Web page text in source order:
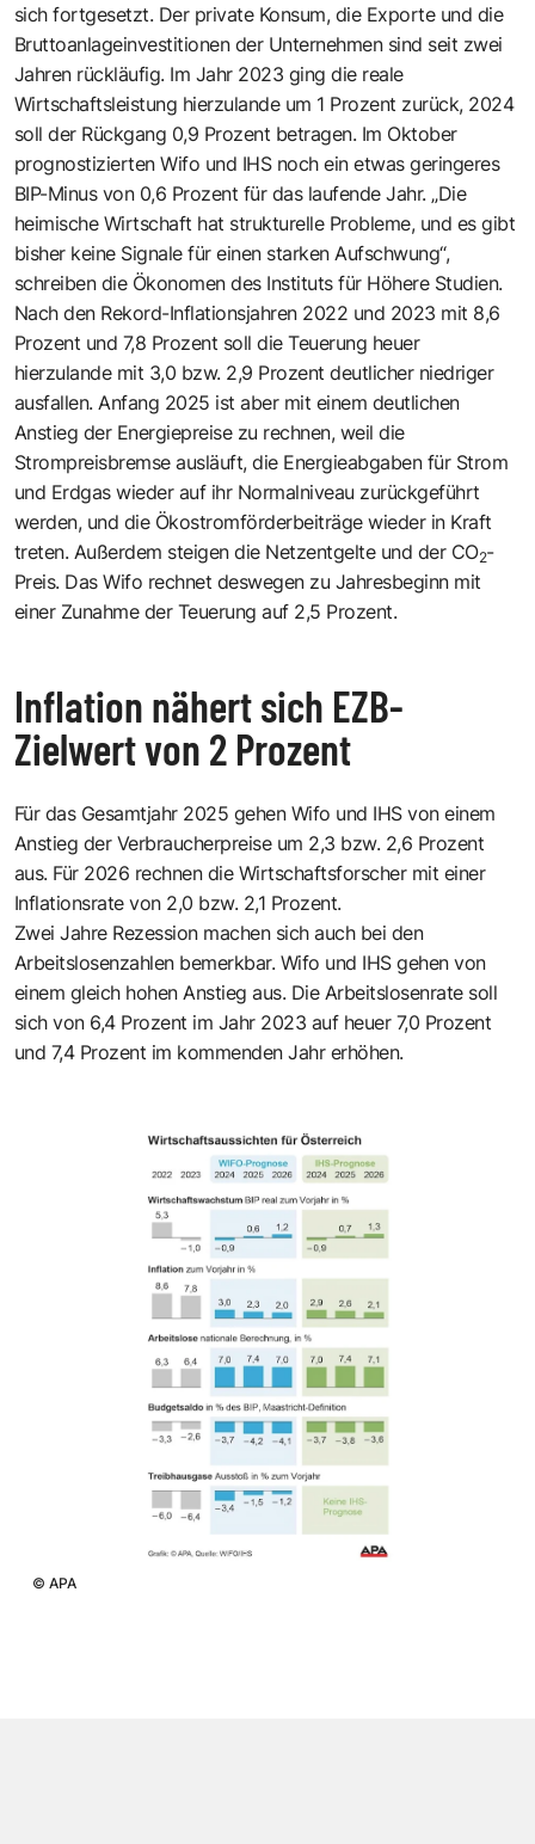
sich fortgesetzt. Der private Konsum, die Exporte und die
Bruttoanlageinvestitionen der Unternehmen sind seit zwei
Jahren rückläufig. Im Jahr 2023 ging die reale
Wirtschaftsleistung hierzulande um 1 Prozent zurück, 2024
soll der Rückgang 0,9 Prozent betragen. Im Oktober
prognostizierten Wifo und IHS noch ein etwas geringeres
BIP-Minus von 0,6 Prozent für das laufende Jahr. „Die
heimische Wirtschaft hat strukturelle Probleme, und es gibt
bisher keine Signale für einen starken Aufschwung“,
schreiben die Ökonomen des Instituts für Höhere Studien.
Nach den Rekord-Inflationsjahren 2022 und 2023 mit 8,6
Prozent und 7,8 Prozent soll die Teuerung heuer
hierzulande mit 3,0 bzw. 2,9 Prozent deutlicher niedriger
ausfallen. Anfang 2025 ist aber mit einem deutlichen
Anstieg der Energiepreise zu rechnen, weil die
Strompreisbremse ausläuft, die Energieabgaben für Strom
und Erdgas wieder auf ihr Normalniveau zurückgeführt
werden, und die Ökostromförderbeiträge wieder in Kraft
treten. Außerdem steigen die Netzentgelte und der CO2-
Preis. Das Wifo rechnet deswegen zu Jahresbeginn mit
einer Zunahme der Teuerung auf 2,5 Prozent.
Inflation nähert sich EZB-
Zielwert von 2 Prozent
Für das Gesamtjahr 2025 gehen Wifo und IHS von einem
Anstieg der Verbraucherpreise um 2,3 bzw. 2,6 Prozent
aus. Für 2026 rechnen die Wirtschaftsforscher mit einer
Inflationsrate von 2,0 bzw. 2,1 Prozent.
Zwei Jahre Rezession machen sich auch bei den
Arbeitslosenzahlen bemerkbar. Wifo und IHS gehen von
einem gleich hohen Anstieg aus. Die Arbeitslosenrate soll
sich von 6,4 Prozent im Jahr 2023 auf heuer 7,0 Prozent
und 7,4 Prozent im kommenden Jahr erhöhen.
© APA